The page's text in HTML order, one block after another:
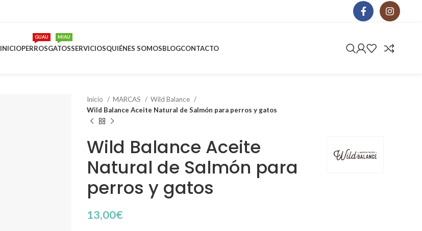
INICIOPERROS
GUAU
GATOS
MIAU
SERVICIOSQUIÉNES SOMOSBLOGCONTACTO
Inicio MARCAS
Wild Balance
Wild Balance Aceite Natural de Salmón para perros y gatos
Wild Balance Aceite
Natural de Salmón para
perros y gatos
13,00€